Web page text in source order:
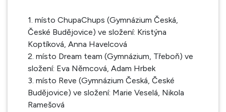
1. místo ChupaChups (Gymnázium Česká,
České Budějovice) ve složení: Kristýna
Koptíková, Anna Havelcová
2. místo Dream team (Gymnázium, Třeboň) ve
složení: Eva Němcová, Adam Hrbek
3. místo Reve (Gymnázium Česká, České
Budějovice) ve složení: Marie Veselá, Nikola
Ramešová